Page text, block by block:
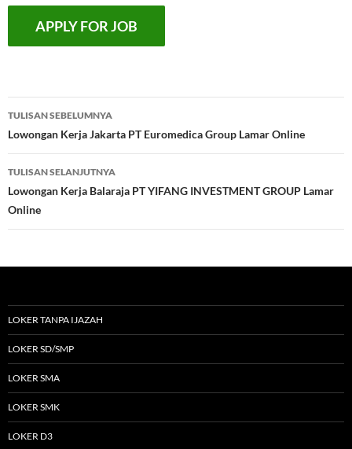
Navigasi
Tulisan
TULISAN SEBELUMNYA
Lowongan Kerja Jakarta PT Euromedica Group Lamar Online
TULISAN SELANJUTNYA
Lowongan Kerja Balaraja PT YIFANG INVESTMENT GROUP Lamar
Online
LOKER TANPA IJAZAH
LOKER SD/SMP
LOKER SMA
LOKER SMK
LOKER D3